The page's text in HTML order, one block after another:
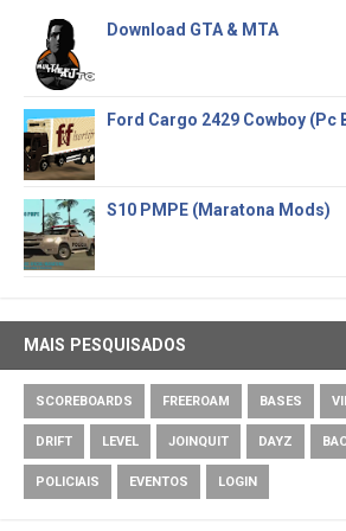
Download GTA & MTA
Ford Cargo 2429 Cowboy (Pc
S10 PMPE (Maratona Mods)
MAIS PESQUISADOS
SCOREBOARDS FREEROAM BASES
DRIFT LEVEL JOINQUIT DAYZ
POLICIAIS EVENTOS LOGIN